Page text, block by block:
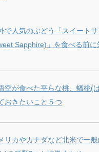
で人気のぶどう「スイート
Sapphire)」を食べる前に
空が食べた平らな桃、蟠桃(
おきたいこと５つ
リカやカナダなど北米で一